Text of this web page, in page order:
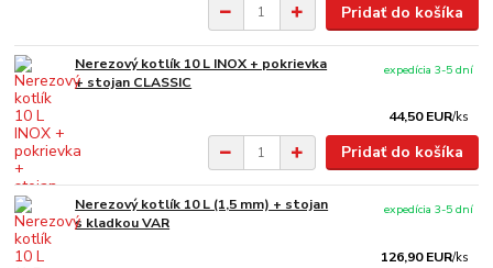
Pridať do košíka
Nerezový kotlík 10 L INOX + pokrievka
+ stojan CLASSIC
44,50 EUR/ks
expedícia 3-5 dní
Pridať do košíka
Nerezový kotlík 10 L (1,5 mm) + stojan
s kladkou VAR
126,90 EUR/ks
expedícia 3-5 dní